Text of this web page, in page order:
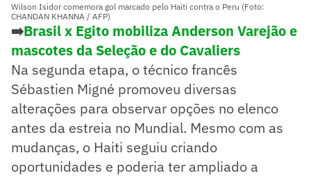
Wilson Isidor comemora gol marcado pelo Haiti contra o Peru (Foto:
CHANDAN KHANNA / AFP)
➡️Brasil x Egito mobiliza Anderson Varejão e
mascotes da Seleção e do Cavaliers
Na segunda etapa, o técnico francês
Sébastien Migné promoveu diversas
alterações para observar opções no elenco
antes da estreia no Mundial. Mesmo com as
mudanças, o Haiti seguiu criando
oportunidades e poderia ter ampliado a